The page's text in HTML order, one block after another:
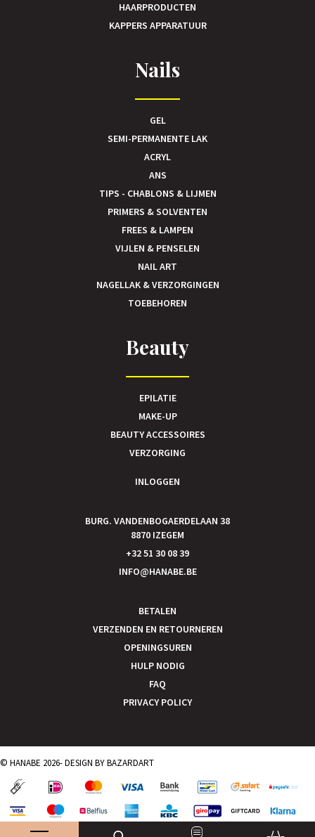
HAARPRODUCTEN
KAPPERS APPARATUUR
Nails
GEL
SEMI-PERMANENTE LAK
ACRYL
ANS
TIPS - CHABLONS & LIJMEN
PRIMERS & SOLVENTEN
FREES & LAMPEN
VIJLEN & PENSELEN
NAIL ART
NAGELLAK & VERZORGINGEN
TOEBEHOREN
Beauty
EPILATIE
MAKE-UP
BEAUTY ACCESSOIRES
VERZORGING
INLOGGEN
BURG. VANDENBOGAERDELAAN 38
8870 IZEGEM
+32 51 30 08 39
INFO@HANABE.BE
BETALEN
VERZENDEN EN RETOURNEREN
OPENINGSUREN
HULP NODIG
FAQ
PRIVACY POLICY
© HANABE 2026- DESIGN BYBAZARDART